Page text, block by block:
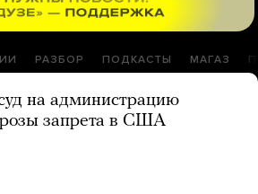
РАЗБОР ПОДКАСТЫ МАГАЗ
на администрацию
запрета в США